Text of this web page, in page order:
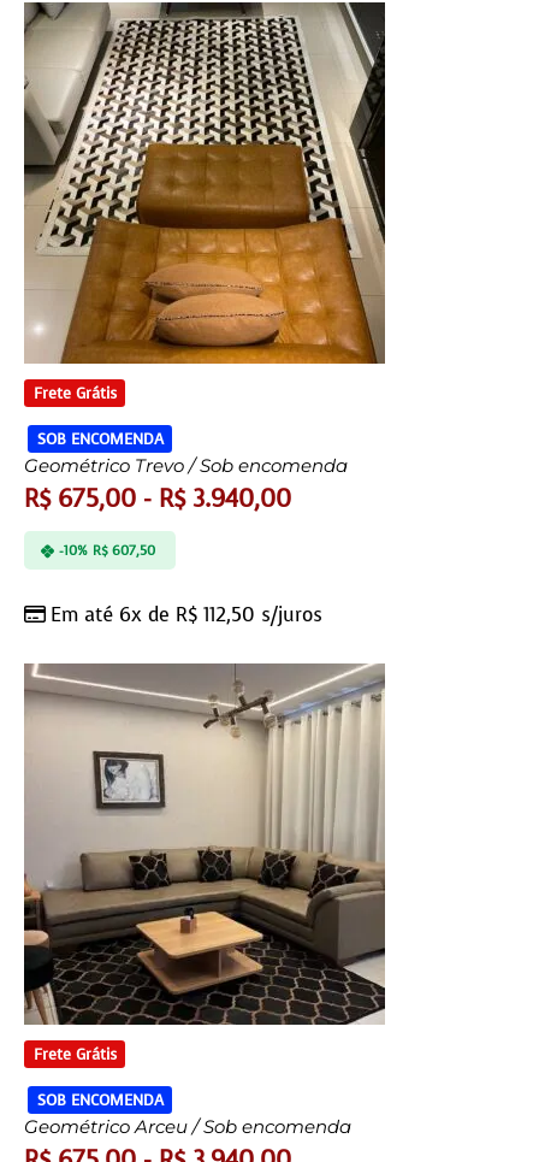
Frete Grátis
SOB ENCOMENDA
Geométrico Trevo / Sob encomenda
R$675,00 - R$3.940,00
Em até 6x de R$ 112,50 s/juros
-10% R$607,50
Frete Grátis
SOB ENCOMENDA
Geométrico Arceu / Sob encomenda